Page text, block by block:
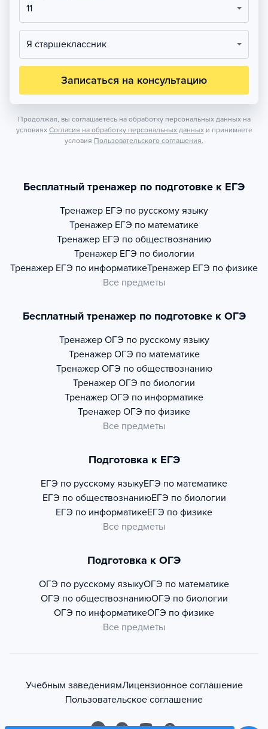
11
Я старшеклассник
Записаться на консультацию
Продолжая, вы соглашаетесь на обработку персональных данных на
условиях Согласия на обработку персональных данных и принимаете
условия Пользовательского соглашения.
Бесплатный тренажер по подготовке к ЕГЭ
Тренажер ЕГЭ по русскому языку
Тренажер ЕГЭ по математике
Тренажер ЕГЭ по обществознанию
Тренажер ЕГЭ по биологии
Тренажер ЕГЭ по информатикеТренажер ЕГЭ по физике
Все предметы
Бесплатный тренажер по подготовке к ОГЭ
Тренажер ОГЭ по русскому языку
Тренажер ОГЭ по математике
Тренажер ОГЭ по обществознанию
Тренажер ОГЭ по биологии
Тренажер ОГЭ по информатике
Тренажер ОГЭ по физике
Все предметы
Подготовка к ЕГЭ
ЕГЭ по русскому языкуЕГЭ по математике
ЕГЭ по обществознаниюЕГЭ по биологии
ЕГЭ по информатикеЕГЭ по физике
Все предметы
Подготовка к ОГЭ
ОГЭ по русскому языкуОГЭ по математике
ОГЭ по обществознаниюОГЭ по биологии
ОГЭ по информатикеОГЭ по физике
Все предметы
Учебным заведениямЛицензионное соглашение
Пользовательское соглашение